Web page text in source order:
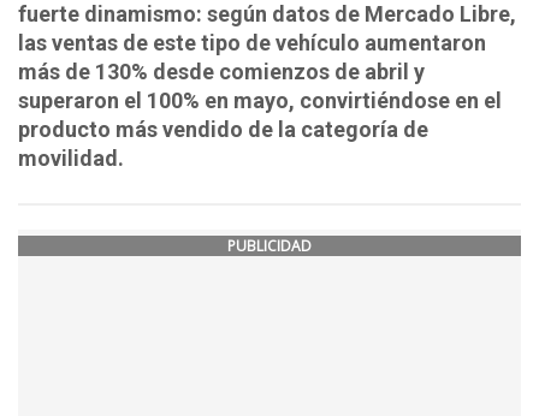
fuerte dinamismo: según datos de Mercado Libre,
las ventas de este tipo de vehículo aumentaron
más de 130% desde comienzos de abril y
superaron el 100% en mayo, convirtiéndose en el
producto más vendido de la categoría de
movilidad.
PUBLICIDAD